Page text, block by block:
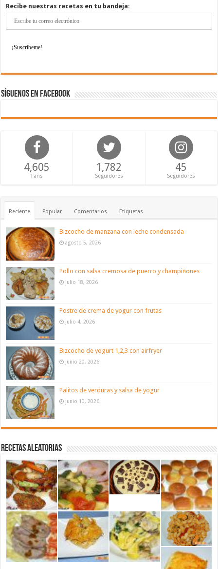
Recibe nuestras recetas en tu bandeja:
Síguenos en Facebook
4,605
Fans
1,782
Seguidores
45
Seguidores
Reciente Popular Comentarios Etiquetas
Bizcocho de manzana con leche condensada
agosto 5, 2026
Pollo con salsa cremosa de puerro y champiñones
julio 18, 2026
Postre de crema de yogur con frutas
julio 4, 2026
Bizcocho de yogurt 1,2,3 con airfryer
junio 20, 2026
Palitos de verduras y salsa de yogur
junio 10, 2026
Recetas aleatorias